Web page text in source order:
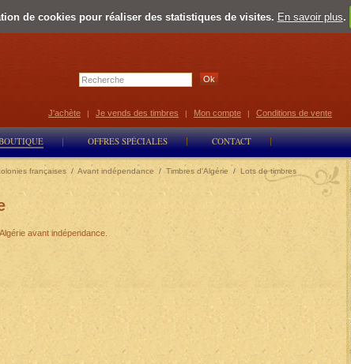
de cookies pour réaliser des statistiques de visites. En savoir plus.
Select Language ▼
OFFRES SPÉCIALES CONTACT
J'achète | Je vends des timbres | Mon compte | Conditions de vente
françaises / Avant indépendance / Timbres d'Algérie / Lots de timbres
avant indépendance.